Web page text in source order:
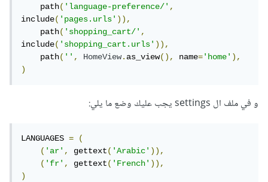
    path
('language-preference/',
include('pages.urls')),
    path
('shopping_cart/',
include('shopping_cart.urls')),
    path
('', HomeView.as_view(), name='home'),
)
و في ملف ال settings يجب عليك وضع ما يلي:
LANGUAGES =
(
('ar', gettext('Arabic')),
('fr', gettext('French')),
)